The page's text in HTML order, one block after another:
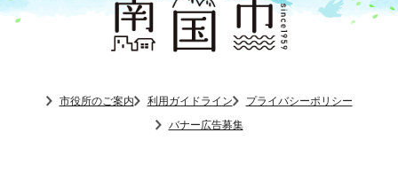
市役所のご案内 利用ガイドライン
プライバシーポリシー
バナー広告募集